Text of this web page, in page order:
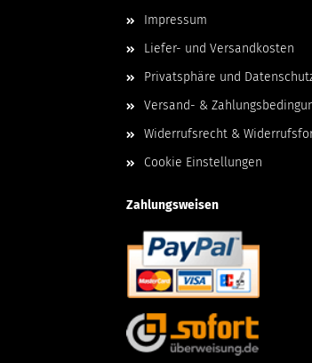
Impressum
Liefer- und Versandkosten
Privatsphäre und
Versand- &
Widerrufsrecht &
Cookie Einstellungen
Zahlungsweisen